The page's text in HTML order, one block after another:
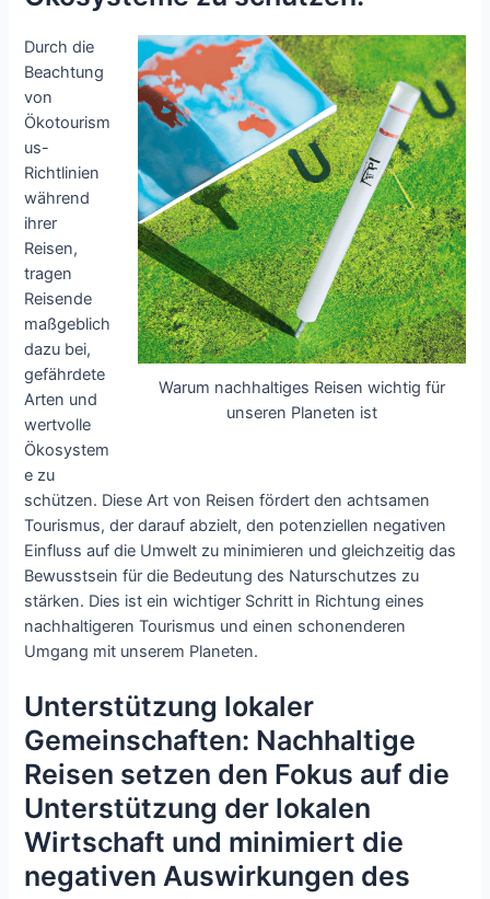
Warum nachhaltiges Reisen wichtig für
unseren Planeten ist
Durch die
Beachtung
von
Ökotourism
us-
Richtlinien
während
ihrer
Reisen,
tragen
Reisende
maßgeblich
dazu bei,
gefährdete
Arten und
wertvolle
Ökosystem
e zu
schützen. Diese Art von Reisen fördert den achtsamen
Tourismus, der darauf abzielt, den potenziellen negativen
Einfluss auf die Umwelt zu minimieren und gleichzeitig das
Bewusstsein für die Bedeutung des Naturschutzes zu
stärken. Dies ist ein wichtiger Schritt in Richtung eines
nachhaltigeren Tourismus und einen schonenderen
Umgang mit unserem Planeten.
Unterstützung lokaler
Gemeinschaften: Nachhaltige
Reisen setzen den Fokus auf die
Unterstützung der lokalen
Wirtschaft und minimiert die
negativen Auswirkungen des